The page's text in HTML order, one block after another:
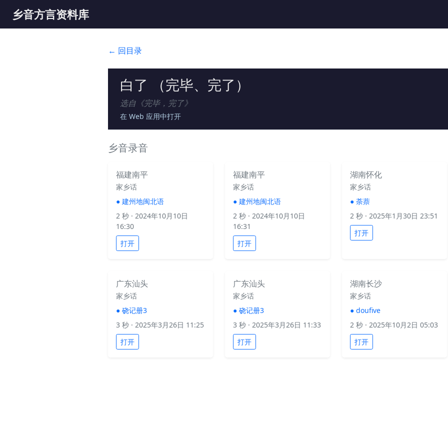
乡音方言资料库
← 回目录
白了 （完毕、完了）
选自《完毕，完了》
在 Web 应用中打开
乡音录音
福建南平
家乡话
● 建州地闽北语
2 秒 · 2024年10月10日
16:30
打开
福建南平
家乡话
● 建州地闽北语
2 秒 · 2024年10月10日
16:31
打开
湖南怀化
家乡话
● 荼萘
2 秒 · 2025年1月30日 23:51
打开
广东汕头
家乡话
● 硗记册3
3 秒 · 2025年3月26日 11:25
打开
广东汕头
家乡话
● 硗记册3
3 秒 · 2025年3月26日 11:33
打开
湖南长沙
家乡话
● doufive
2 秒 · 2025年10月2日 05:03
打开